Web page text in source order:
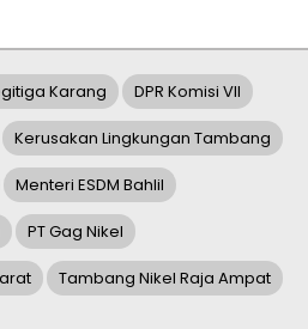
Karang DPR Komisi VII
Kerusakan Lingkungan Tambang
Menteri ESDM Bahlil
PT Gag Nikel
Tambang Nikel Raja Ampat